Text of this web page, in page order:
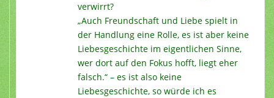
verwirrt?
„Auch Freundschaft und Liebe spielt in
der Handlung eine Rolle, es ist aber keine
Liebesgeschichte im eigentlichen Sinne,
wer dort auf den Fokus hofft, liegt eher
falsch.“ – es ist also keine
Liebesgeschichte, so würde ich es